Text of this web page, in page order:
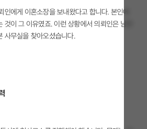
에게 이혼소장을 보내왔다고 합니다. 본인에
이 그 이유였죠. 이런 상황에서 의뢰인은 남편
사무실을 찾아오셨습니다.